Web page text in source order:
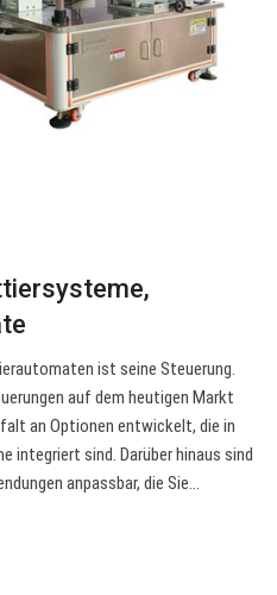
ist seine Steuerung.
auf dem heutigen Markt
an Optionen entwickelt, die in
integriert sind. Darüber hinaus sind
anpassbar, die Sie…